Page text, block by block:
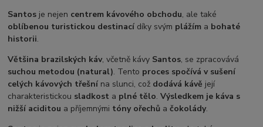
Santos je nejen centrem kávového obchodu, ale také
oblíbenou turistickou destinací díky svým plážím a bohaté
historii.
Většina brazilských káv, včetně kávy Santos, se zpracovává
suchou metodou (natural). Tento proces spočívá v sušení
celých kávových třešní na slunci, což dodává kávě její
charakteristickou sladkost a plné tělo.Výsledkem je káva s
nižší aciditou a příjemnými tóny ořechů ačokolády.